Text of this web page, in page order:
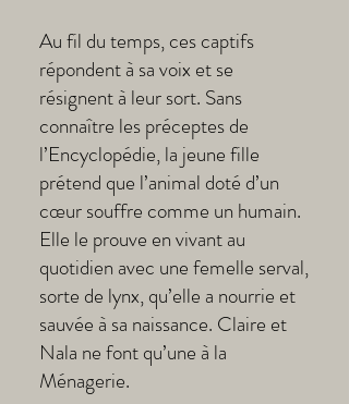
Au fil du temps, ces captifs
répondent à sa voix et se
résignent à leur sort. Sans
connaître les préceptes de
l’Encyclopédie, la jeune fille
prétend que l’animal doté d’un
cœur souffre comme un humain.
Elle le prouve en vivant au
quotidien avec une femelle serval,
sorte de lynx, qu’elle a nourrie et
sauvée à sa naissance. Claire et
Nala ne font qu’une à la
Ménagerie.